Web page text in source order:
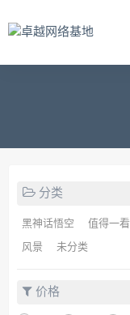
分类
黑神话悟空 值得一看
风景 未分类
价格